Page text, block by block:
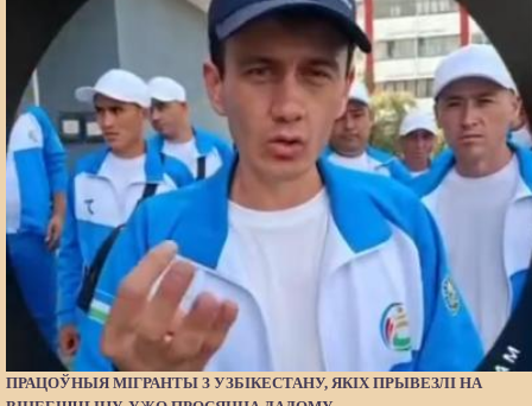
ПРАЦОЎНЫЯ МІГРАНТЫ З УЗБІКЕСТАНУ, ЯКІХ ПРЫВЕЗЛІ НА